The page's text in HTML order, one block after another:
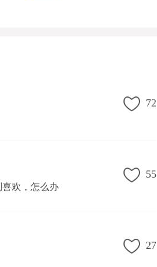
72
欢，怎么办
55
27